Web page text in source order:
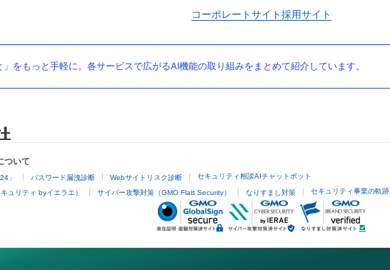
コーポレートサイト採用サイト
をもっと手軽に。各サービスで広がるAI機能の取り組みをまとめて紹介しています。
ついて
」 パスワード漏洩診断 Webサイトリスク診断 セキュリティ相談AIチャットボット
ュリティ byイエラエ） サイバー攻撃対策（GMO Flatt Security） なりすまし対策 セキュリティ事業の軌跡